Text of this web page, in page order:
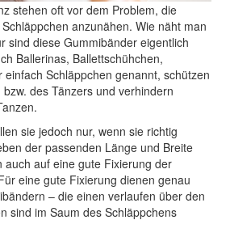
stehen oft vor dem Problem, die
anzunähen. Wie näht man
sind diese Gummibänder eigentlich
Ballerinas, Ballettschühchen,
einfach Schläppchen genannt, schützen
des Tänzers und verhindern
sie jedoch nur, wenn sie richtig
der passenden Länge und Breite
auch auf eine gute Fixierung der
eine gute Fixierung dienen genau
– die einen verlaufen über den
sind im Saum des Schläppchens